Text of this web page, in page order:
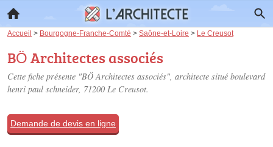
Accueil > Bourgogne-Franche-Comté > Saône-et-Loire > Le Creusot
BÖ Architectes associés
Cette fiche présente "BÖ Architectes associés", architecte situé boulevard
henri paul schneider, 71200 Le Creusot.
Demande de devis en ligne